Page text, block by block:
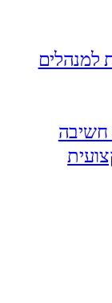
למנהלים
חשיבה